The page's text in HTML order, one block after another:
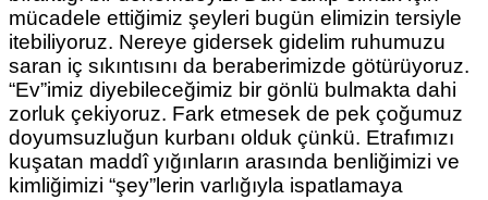
mücadele ettiğimiz şeyleri bugün elimizin tersiyle
itebiliyoruz. Nereye gidersek gidelim ruhumuzu
saran iç sıkıntısını da beraberimizde götürüyoruz.
“Ev”imiz diyebileceğimiz bir gönlü bulmakta dahi
zorluk çekiyoruz. Fark etmesek de pek çoğumuz
doyumsuzluğun kurbanı olduk çünkü. Etrafımızı
kuşatan maddî yığınların arasında benliğimizi ve
kimliğimizi “şey”lerin varlığıyla ispatlamaya